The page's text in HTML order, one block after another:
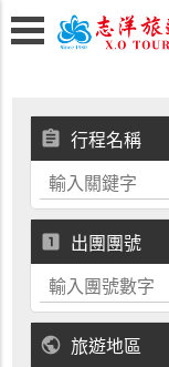
assignment 行程名稱
looks_one 出團團號
public 旅遊地區